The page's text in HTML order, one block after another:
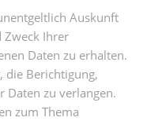
Auskunft
Zweck Ihrer
Daten zu erhalten.
die Berichtigung,
Daten zu verlangen.
zum Thema